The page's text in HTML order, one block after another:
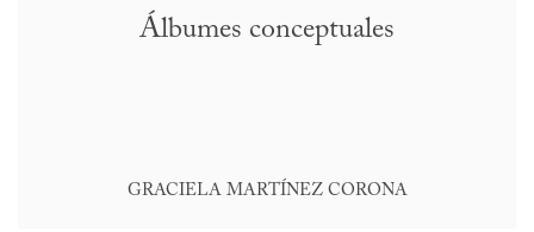
Álbumes conceptuales
GRACIELA MARTÍNEZ CORONA